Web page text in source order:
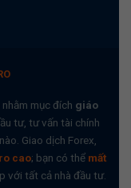
mục đích giáo
tư, tư vấn tài chính
Giao dịch Forex,
cao; bạn có thể mất
với tất cả nhà đầu tư.